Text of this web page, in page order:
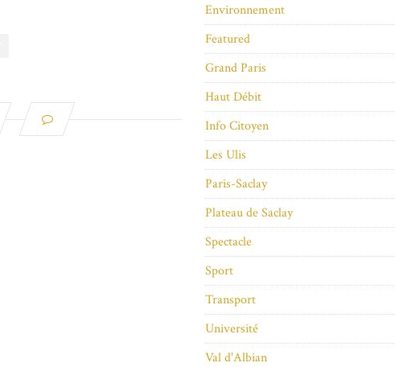
Environnement
Featured
Grand Paris
Haut Débit
Info Citoyen
Les Ulis
Paris-Saclay
Plateau de Saclay
Spectacle
Sport
Transport
Université
Val d'Albian